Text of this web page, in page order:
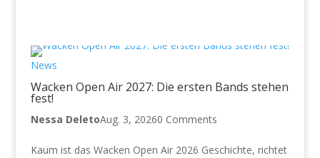
News
Wacken Open Air 2027: Die ersten Bands stehen
fest!
Nessa DeletoAug. 3, 20260 Comments
Kaum ist das Wacken Open Air 2026 Geschichte, richtet